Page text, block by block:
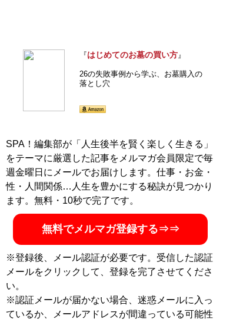
『はじめてのお墓の買い方』
26の失敗事例から学ぶ、お墓購入の
落とし穴
SPA！編集部が「人生後半を賢く楽しく生きる」
をテーマに厳選した記事をメルマガ会員限定で毎
週金曜日にメールでお届けします。仕事・お金・
性・人間関係…人生を豊かにする秘訣が見つかり
ます。無料・10秒で完了です。
無料でメルマガ登録する⇒⇒
※登録後、メール認証が必要です。受信した認証
メールをクリックして、登録を完了させてくださ
い。
※認証メールが届かない場合、迷惑メールに入っ
ているか、メールアドレスが間違っている可能性